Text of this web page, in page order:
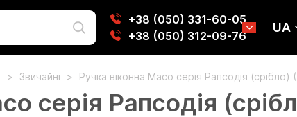
+38 (050) 331-60-05
+38 (050) 312-09-76
UA
Звичайні Ручка віконна Масо серія Рапсодія (срібло)
серія Рапсодія